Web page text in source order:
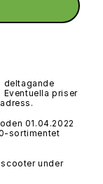
deltagande
priser
01.04.2022
sortimentet
under